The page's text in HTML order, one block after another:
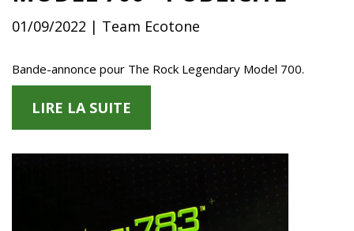
01/09/2022 | Team Ecotone
Bande-annonce pour The Rock Legendary Model 700.
LIRE LA SUITE